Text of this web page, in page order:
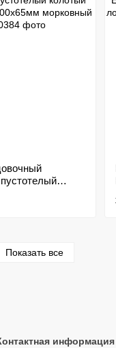
морковный
Показать все
информация